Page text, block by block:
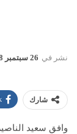
نشر في 26 سبتمبر 2018 الساعة 16 و 42 دقيقة
شارك
وافق سعيد